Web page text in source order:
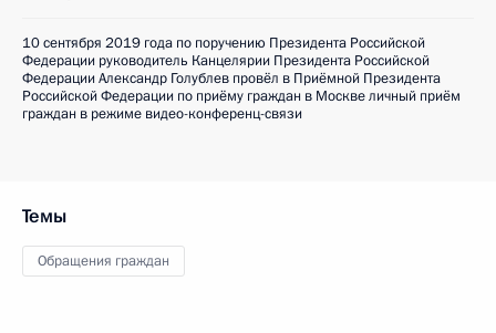
10 сентября 2019 года по поручению Президента Российской
Федерации руководитель Канцелярии Президента Российской
Федерации Александр Голублев провёл в Приёмной Президента
Российской Федерации по приёму граждан в Москве личный приём
граждан в режиме видео-конференц-связи
Темы
Обращения граждан